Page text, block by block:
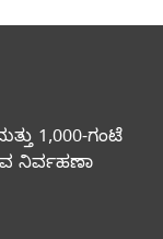
1,000-ಗಂಟೆ
ನಿರ್ವಹಣಾ